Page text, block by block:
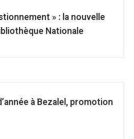
» : la nouvelle
Nationale
à Bezalel, promotion